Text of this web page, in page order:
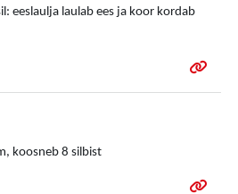
eeslaulja laulab ees ja koor kordab
koosneb 8 silbist